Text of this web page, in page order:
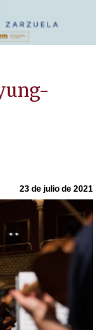
23 de julio de 2021